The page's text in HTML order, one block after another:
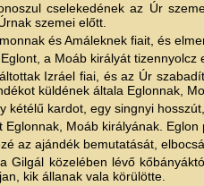
cselekedének az Úr
szemei előtt.
és Amáleknek fiait, és
a Moáb királyát tizennyolcz
Izráel fiai, és az Úr
küldének általa Eglonnak,
kétélű kardot, egy singnyi
Eglonnak, Moáb királyának.
az ajándék bemutatását,
Gilgál közelében lévő
kik állanak vala körülötte.